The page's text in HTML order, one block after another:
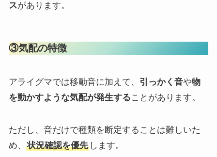
スがあります。
③気配の特徴
アライグマでは移動音に加えて、 引っかく音や物
を動かすような気配が発生することがあります。
ただし、音だけで種類を断定することは難しいた
め、 状況確認を優先します。